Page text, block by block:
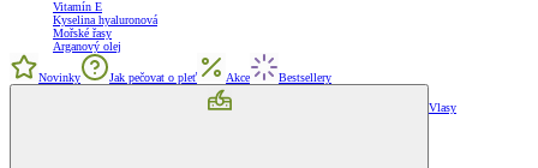
Vitamín E
Kyselina hyaluronová
Mořské řasy
Arganový olej
Novinky Jak pečovat o pleť Akce Bestsellery
Vlasy